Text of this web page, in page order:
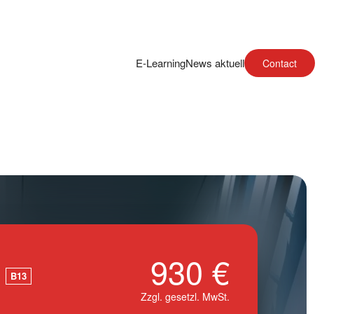
E-LearningNews aktuell Contact
B13 930 €
Zzgl. gesetzl. MwSt.